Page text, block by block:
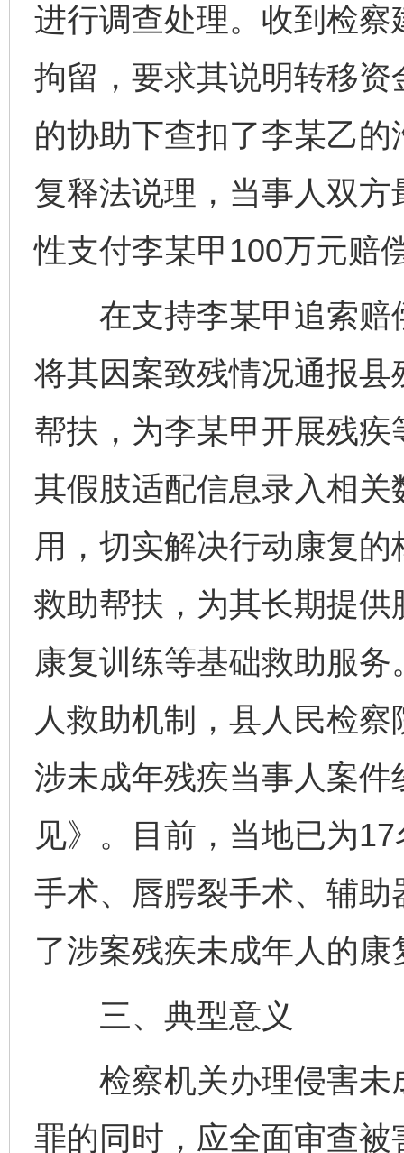
进行调查处理。收到检
拘留，要求其说明转移
的协助下查扣了李某乙
复释法说理，当事人双
性支付李某甲100万元赔
在支持李某甲追索赔
将其因案致残情况通报
帮扶，为李某甲开展残
其假肢适配信息录入相
用，切实解决行动康复
救助帮扶，为其长期提
康复训练等基础救助服
人救助机制，县人民检
涉未成年残疾当事人案
见》。目前，当地已为
手术、唇腭裂手术、辅
了涉案残疾未成年人的康
三、典型意义
检察机关办理侵害未
罪的同时，应全面审查